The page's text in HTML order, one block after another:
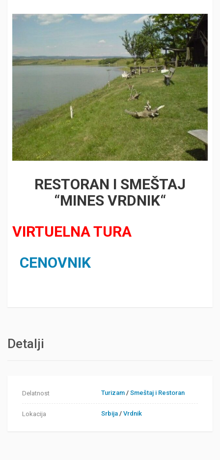
RESTORAN I SMEŠTAJ
“MINES VRDNIK“
VIRTUELNA TURA
CENOVNIK
Detalji
Delatnost Turizam /Smeštaj i Restoran
Lokacija Srbija /Vrdnik